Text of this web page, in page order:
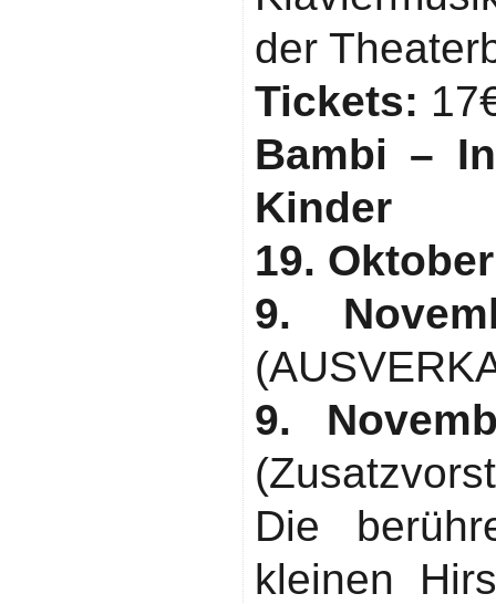
der
Tickets:
Bambi –
Kinder
19.
9.
9.
Die
kleinen